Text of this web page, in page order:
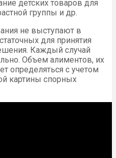
детских товаров для
группы и др.
не выступают в
для принятия
Каждый случай
Объем алиментов, их
определяться с учетом
картины спорных